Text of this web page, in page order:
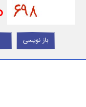
باز نویسی